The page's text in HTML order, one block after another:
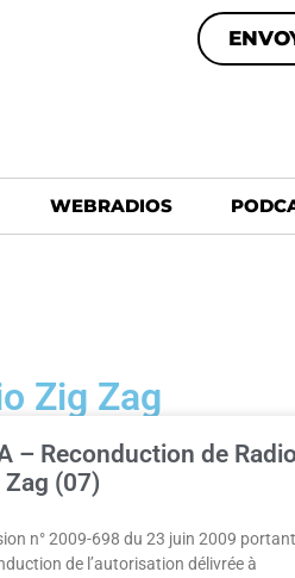
WEBRADIOS
Zig Zag
– Reconduction de
(07)
n° 2009-698 du 23 juin 2009 portant
de l’autorisation délivrée à